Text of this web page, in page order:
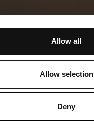
Allow all
Allow selection
Deny